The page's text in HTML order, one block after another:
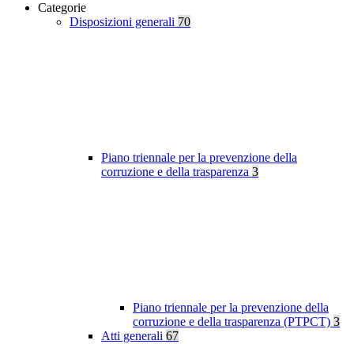
Categorie
Disposizioni generali 70
Piano triennale per la prevenzione della
corruzione e della trasparenza 3
Piano triennale per la prevenzione della
corruzione e della trasparenza (PTPCT) 3
Atti generali 67